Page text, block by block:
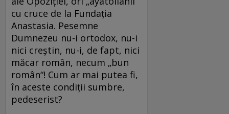
cu cruce de la Fundația
Anastasia. Pesemne
Dumnezeu nu-i ortodox, nu-i
nici creștin, nu-i, de fapt, nici
măcar român, necum „bun
român“! Cum ar mai putea fi,
în aceste condiții sumbre,
pedeserist?